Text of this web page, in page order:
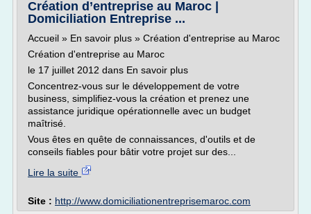
Création d’entreprise au Maroc |
Domiciliation Entreprise ...
Accueil » En savoir plus » Création d'entreprise au Maroc
Création d'entreprise au Maroc
le 17 juillet 2012 dans En savoir plus
Concentrez-vous sur le développement de votre
business, simplifiez-vous la création et prenez une
assistance juridique opérationnelle avec un budget
maîtrisé.
Vous êtes en quête de connaissances, d'outils et de
conseils fiables pour bâtir votre projet sur des...
Lire la suite
Site : http://www.domiciliationentreprisemaroc.com